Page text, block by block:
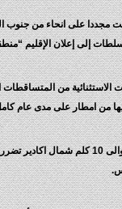
مجددا على انحاء من
إلى إعلان الإقليم
الاستثنائية من
امطار على مدى عام كامل،
وفى “اورير”، الواقعة على